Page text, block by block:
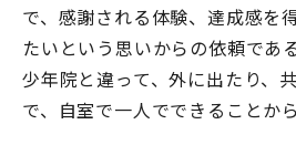
で、感謝される体験、達成感を
たいという思いからの依頼であ
少年院と違って、外に出たり、
で、自室で一人でできることか